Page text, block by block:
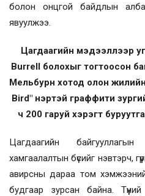
болон онцгой байдлын
явуулжээ.
Цагдаагийн мэдээллээр
Burrell болохыг тогтоосон
Мельбурн хотод олон
Bird" нэртэй граффити
ч 200 гаруй хэрэгт
Цагдаагийн
хамгаалалтын бүсийг нэвтэрч,
авирсны дараа том хэмжээний
будгаар зурсан байна.